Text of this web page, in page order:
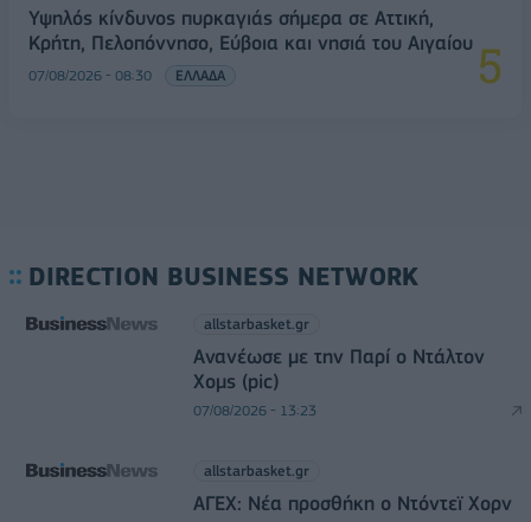
Υψηλός κίνδυνος πυρκαγιάς σήμερα σε Αττική,
Κρήτη, Πελοπόννησο, Εύβοια και νησιά του Αιγαίου
07/08/2026 - 08:30 ΕΛΛΑΔΑ
DIRECTION BUSINESS NETWORK
allstarbasket.gr
Ανανέωσε με την Παρί ο Ντάλτον
Χομς (pic)
07/08/2026 - 13:23
allstarbasket.gr
ΑΓΕΧ: Νέα προσθήκη ο Ντόντεϊ Χορν